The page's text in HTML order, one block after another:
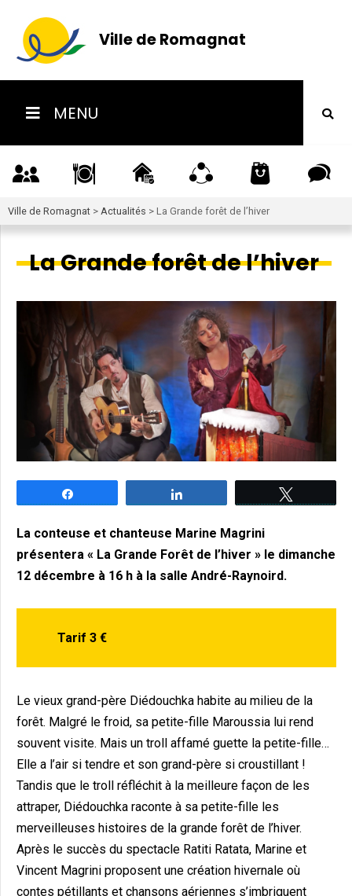
Ville de Romagnat
MENU
Ville de Romagnat > Actualités > La Grande forêt de l’hiver
La Grande forêt de l’hiver
La conteuse et chanteuse Marine Magrini
présentera « La Grande Forêt de l’hiver » le dimanche
12 décembre à 16 h à la salle André-Raynoird.
Tarif 3 €
Le vieux grand-père Diédouchka habite au milieu de la
forêt. Malgré le froid, sa petite-fille Maroussia lui rend
souvent visite. Mais un troll affamé guette la petite-fille…
Elle a l’air si tendre et son grand-père si croustillant !
Tandis que le troll réfléchit à la meilleure façon de les
attraper, Diédouchka raconte à sa petite-fille les
merveilleuses histoires de la grande forêt de l’hiver.
Après le succès du spectacle Ratiti Ratata, Marine et
Vincent Magrini proposent une création hivernale où
contes pétillants et chansons aériennes s’imbriquent